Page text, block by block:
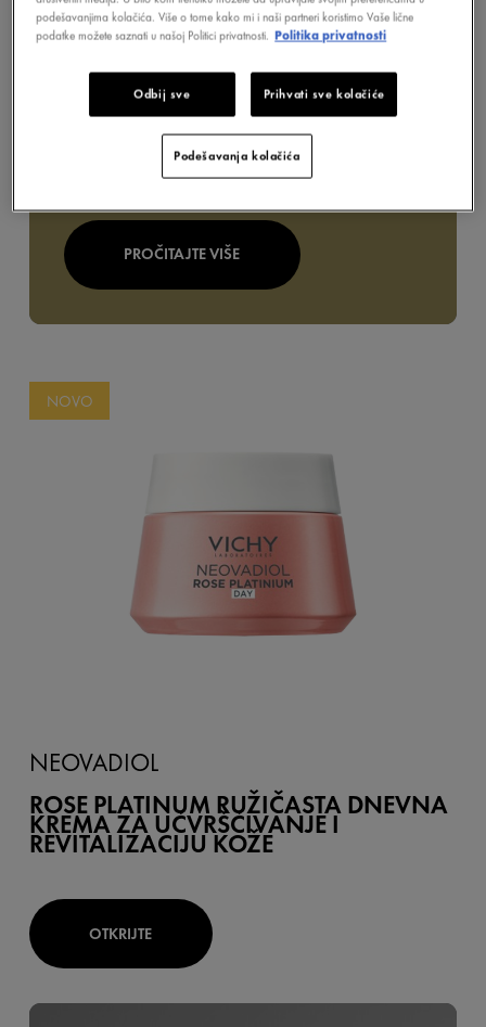
PROČITAJTE VIŠE
NOVO
NEOVADIOL
ROSE PLATINUM RUŽIČASTA DNEVNA
KREMA ZA UČVRŠĆIVANJE I
REVITALIZACIJU KOŽE
OTKRIJTE
podešavanjima kolačića. Više o tome kako mi i naši partneri koristimo Vaše lične
podatke možete saznati u našoj Politici privatnosti. Politika privatnosti
Odbij sve Prihvati sve kolačiće
Podešavanja kolačića